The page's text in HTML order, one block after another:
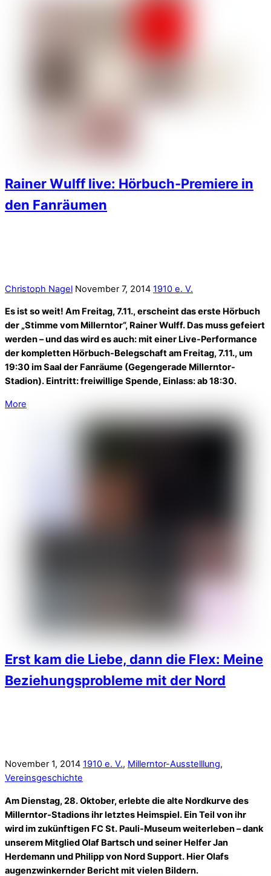
Rainer Wulff live: Hörbuch-Premiere in
den Fanräumen
Christoph Nagel November 7, 2014 1910 e. V.
Es ist so weit! Am Freitag, 7.11., erscheint das erste Hörbuch
der „Stimme vom Millerntor“, Rainer Wulff. Das muss gefeiert
werden – und das wird es auch: mit einer Live-Performance
der kompletten Hörbuch-Belegschaft am Freitag, 7.11., um
19:30 im Saal der Fanräume (Gegengerade Millerntor-
Stadion). Eintritt: freiwillige Spende, Einlass: ab 18:30.
More
Erst kam die Liebe, dann die Flex: Meine
Beziehungsprobleme mit der Nord
November 1, 2014 1910 e. V., Millerntor-Ausstelllung,
Vereinsgeschichte
Am Dienstag, 28. Oktober, erlebte die alte Nordkurve des
Millerntor-Stadions ihr letztes Heimspiel. Ein Teil von ihr
wird im zukünftigen FC St. Pauli-Museum weiterleben – dank
unserem Mitglied Olaf Bartsch und seiner Helfer Jan
Herdemann und Philipp von Nord Support. Hier Olafs
augenzwinkernder Bericht mit vielen Bildern.